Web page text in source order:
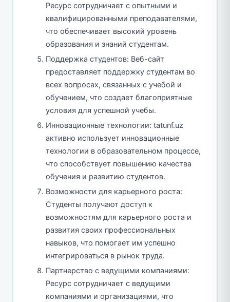
Ресурс сотрудничает с опытными и
квалифицированными преподавателями,
что обеспечивает высокий уровень
образования и знаний студентам.
Поддержка студентов: Веб-сайт
предоставляет поддержку студентам во
всех вопросах, связанных с учебой и
обучением, что создает благоприятные
условия для успешной учебы.
Инновационные технологии: tatunf.uz
активно использует инновационные
технологии в образовательном процессе,
что способствует повышению качества
обучения и развитию студентов.
Возможности для карьерного роста:
Студенты получают доступ к
возможностям для карьерного роста и
развития своих профессиональных
навыков, что помогает им успешно
интегрироваться в рынок труда.
Партнерство с ведущими компаниями:
Ресурс сотрудничает с ведущими
компаниями и организациями, что